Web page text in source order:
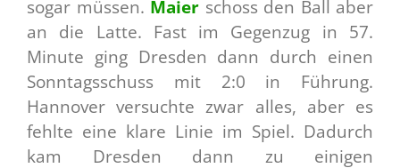
sogar müssen. Maier schoss den Ball aber
an die Latte. Fast im Gegenzug in 57.
Minute ging Dresden dann durch einen
Sonntagsschuss mit 2:0 in Führung.
Hannover versuchte zwar alles, aber es
fehlte eine klare Linie im Spiel. Dadurch
kam Dresden dann zu einigen